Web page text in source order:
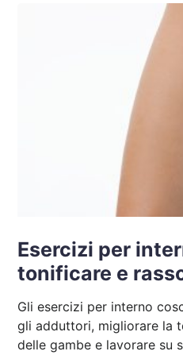
Esercizi per
tonificare e
Gli esercizi per interno
gli adduttori, migliorare la
delle gambe e lavorare su